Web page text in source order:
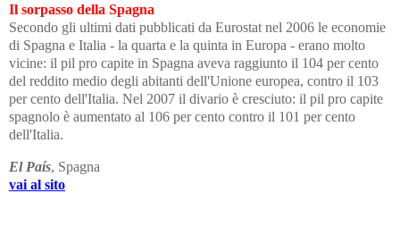
Il sorpasso della Spagna
Secondo gli ultimi dati pubblicati da Eurostat nel 2006 le economie
di Spagna e Italia - la quarta e la quinta in Europa - erano molto
vicine: il pil pro capite in Spagna aveva raggiunto il 104 per cento
del reddito medio degli abitanti dell'Unione europea, contro il 103
per cento dell'Italia. Nel 2007 il divario è cresciuto: il pil pro capite
spagnolo è aumentato al 106 per cento contro il 101 per cento
dell'Italia.
El País, Spagna
vai al sito